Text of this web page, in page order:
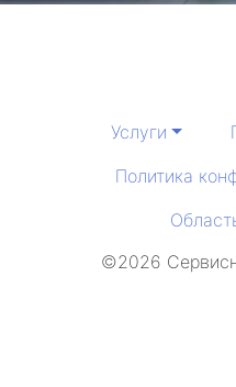
Услуги
Политика
©2026